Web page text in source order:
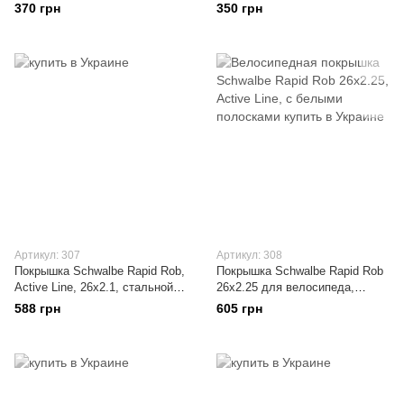
370 грн 350 грн
Артикул: 307
Покрышка Schwalbe Rapid Rob,
Active Line, 26x2.1, стальной
корд
588 грн
Артикул: 308
Покрышка Schwalbe Rapid Rob
26x2.25 для велосипеда,
Active Line, белые полосы
605 грн